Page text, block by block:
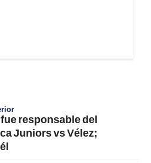
responsable del
Juniors vs Vélez;